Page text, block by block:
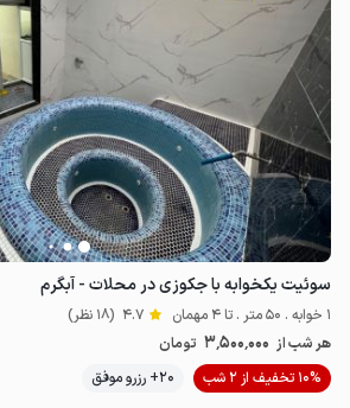
2.25میلیون ت 4.5
1.78 میلیون ت 4.8
سوئیت یکخوابه با جکوزی در محلات - آبگرم
1 خوابه . 50 متر . تا 4 مهمان 4.7 (18 نظر)
هر شب از 3٬500٬000 تومان
10% تخفیف از 2 شب
20+ رزرو موفق